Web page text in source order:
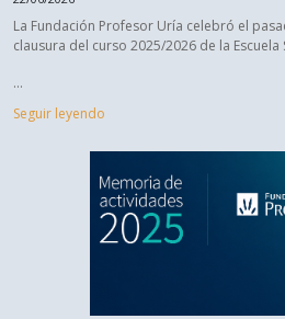
La Fundación Profesor Uría celebró el
clausura del curso 2025/2026 de la Escuela
...
Seguir leyendo